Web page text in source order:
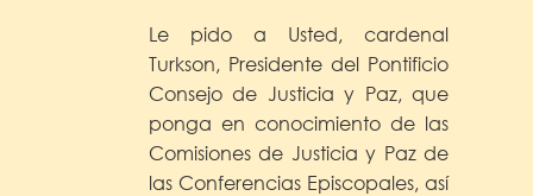
Le pido a Usted, cardenal
Turkson, Presidente del Pontificio
Consejo de Justicia y Paz, que
ponga en conocimiento de las
Comisiones de Justicia y Paz de
las Conferencias Episcopales, así